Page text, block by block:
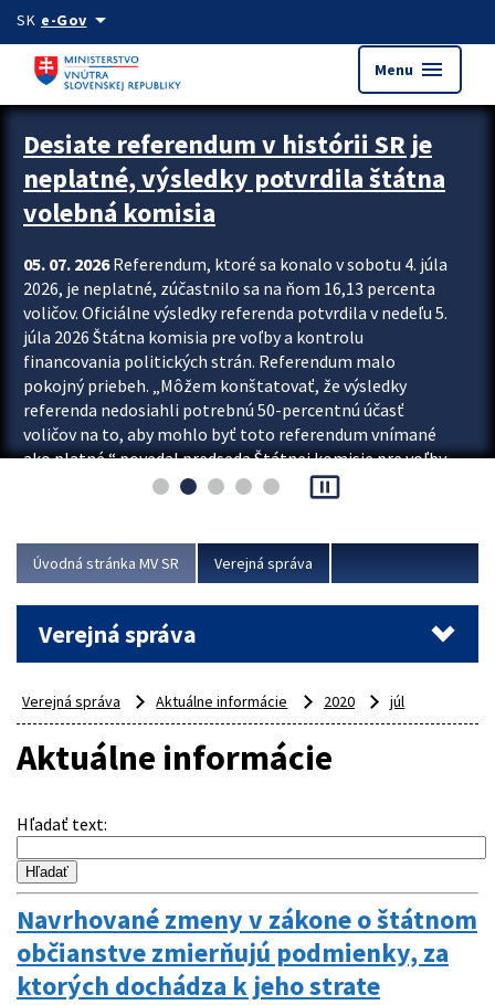
Preskocit na hlavný obsah
SK e-Govarrow_drop_down
Menu menu
Zastavit automatický posun upútavok
Desiate referendum v histórii SR je
neplatné, výsledky potvrdila štátna
volebná komisia
05. 07. 2026Referendum, ktoré sa konalo v sobotu 4. júla
2026, je neplatné, zúčastnilo sa na ňom 16,13 percenta
voličov. Oficiálne výsledky referenda potvrdila v nedeľu 5.
júla 2026 Štátna komisia pre voľby a kontrolu
financovania politických strán. Referendum malo
pokojný priebeh. „Môžem konštatovať, že výsledky
referenda nedosiahli potrebnú 50-percentnú účasť
voličov na to, aby mohlo byť toto referendum vnímané
ako platné,“ povedal predseda Štátnej komisie pre voľby
a kontrolu financovania politických...
pause_presentation
Úvodná stránka MV SR Verejná správa
Verejná správa
Verejná správa Aktuálne informácie 2020 júl
Aktuálne informácie
Hľadať text:
Navrhované zmeny v zákone o štátnom
občianstve zmierňujú podmienky, za
ktorých dochádza k jeho strate